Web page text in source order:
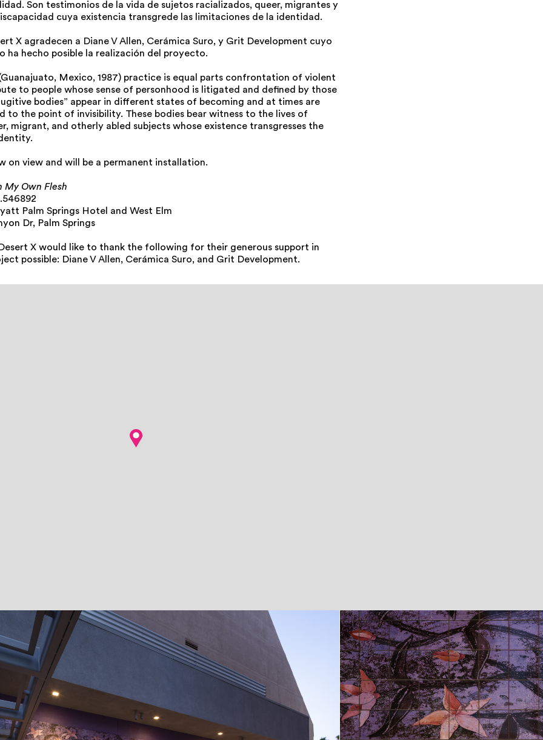
Son testimonios de la vida de sujetos racializados, queer, migrantes y
cuya existencia transgrede las limitaciones de la identidad.
X agradecen a Diane V Allen, Cerámica Suro, y Grit Development cuyo
ha hecho posible la realización del proyecto.
(Guanajuato, Mexico, 1987) practice is equal parts confrontation of violent
to people whose sense of personhood is litigated and defined by those
bodies” appear in different states of becoming and at times are
to the point of invisibility. These bodies bear witness to the lives of
migrant, and otherly abled subjects whose existence transgresses the
on view and will be a permanent installation.
My Own Flesh
Palm Springs Hotel and West Elm
Dr, Palm Springs
X would like to thank the following for their generous support in
possible: Diane V Allen, Cerámica Suro, and Grit Development.